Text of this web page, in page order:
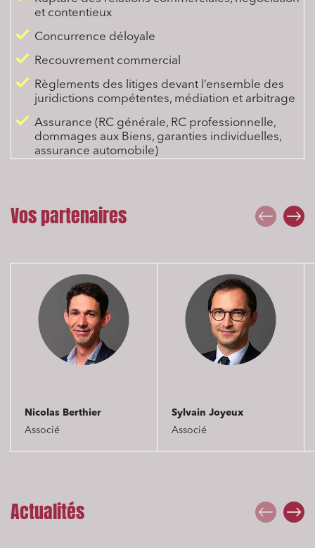
et contentieux
Concurrence déloyale
Recouvrement commercial
Règlements des litiges devant l’ensemble des
juridictions compétentes, médiation et arbitrage
Assurance (RC générale, RC professionnelle,
dommages aux Biens, garanties individuelles,
assurance automobile)
Vos partenaires
Nicolas Berthier
Associé
Sylvain Joyeux
Associé
Actualités